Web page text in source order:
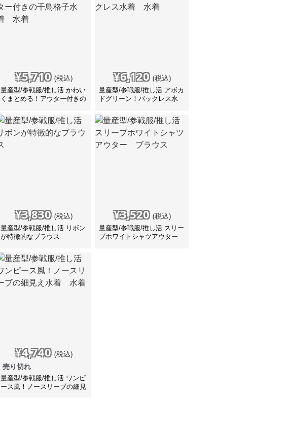
¥5,710 (税込)
量産型/参戦服/推し活 かわい
くまとめる！アウター付きの
¥6,120 (税込)
量産型/参戦服/推し活 アボカ
ドグリーン！バックレス水
¥3,830 (税込)
量産型/参戦服/推し活 リボン
が特徴的なブラウス
¥3,520 (税込)
量産型/参戦服/推し活 スリー
ブホワイトシャツアウター
¥4,740 (税込)
売り切れ
量産型/参戦服/推し活 ワンピ
ース風！ノースリーブの細見